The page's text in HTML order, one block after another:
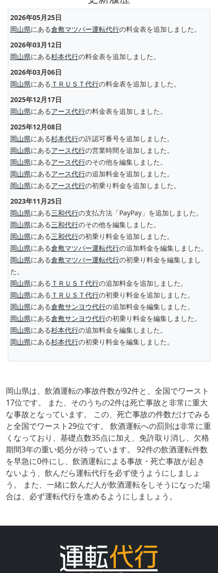
2026年05月25日
岡山県にある倉敷マツパー運転代行の料金表を追加しました。
2026年03月12日
岡山県にある杉本代行の料金表を追加しました。
2026年03月06日
岡山県にある ＴＲＵＳＴ代行の料金表を追加しました。
2025年12月17日
岡山県にあるアース代行の料金表を追加しました。
2025年12月08日
岡山県にある杉本代行の許認可番号を追加しました。
岡山県にあるアース代行の営業時間を追加しました。
岡山県にあるアース代行のその他を編集しました。
岡山県にあるアース代行の追加料金を追加しました。
岡山県にあるアース代行の初乗り料金を追加しました。
2023年11月25日
岡山県にある三和代行の支払方法「PayPay」を追加しました。
岡山県にある三和代行のその他を編集しました。
岡山県にある三和代行の初乗り料金を追加しました。
岡山県にある倉敷マツパー運転代行の追加料金を編集しました。
岡山県にある倉敷マツパー運転代行の初乗り料金を編集しまし
た。
岡山県にある ＴＲＵＳＴ代行の追加料金を追加しました。
岡山県にある ＴＲＵＳＴ代行の初乗り料金を追加しました。
岡山県にある倉敷サンヨウ代行の追加料金を編集しました。
岡山県にある倉敷サンヨウ代行の初乗り料金を編集しました。
岡山県にある杉本代行の追加料金を編集しました。
岡山県にある杉本代行の初乗り料金を編集しました。
岡山県は、飲酒運転の事故件数が92件と、全国でワースト
17位です。 また、そのうちの2件は死亡事故と非常に重大
な事故となっています。 この、死亡事故の件数だけでみる
と全国でワースト29位です。 飲酒運転への罰則は非常に重
くなっており、基礎点数35点に加え、免許取り消し、欠格
期間3年の重い処分が待っています。 92件の飲酒運転件数
を早急に0件にし、飲酒運転による事故・死亡事故が起き
ないよう、飲んだら運転代行を必ず使うようにしましょ
う。 また、一緒に飲んだ人が飲酒運転をしそうになった場
合は、必ず運転代行を進めるようにしましょう。